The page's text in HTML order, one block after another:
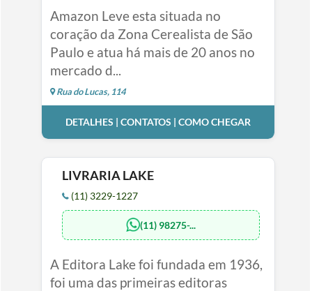
Amazon Leve esta situada no
coração da Zona Cerealista de São
Paulo e atua há mais de 20 anos no
mercado d...
Rua do Lucas, 114
DETALHES | CONTATOS | COMO CHEGAR
LIVRARIA LAKE
(11) 3229-1227
(11) 98275-...
A Editora Lake foi fundada em 1936,
foi uma das primeiras editoras